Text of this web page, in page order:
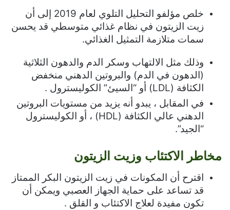
خلص مؤلفو التحليل التلوي لعام 2019 إلى أن
زيت الزيتون في نظام غذائي متوسطي قد يحسن
سمات متلازمة التمثيل الغذائي.
وذلك مثل الالتهاب وسكر الدم والدهون الثلاثية
(الدهون في الدم) والبروتين الدهني منخفض
الكثافة (LDL) أو “السيئ” الكوليسترول .
في المقابل ، يبدو أنه يزيد من مستويات البروتين
الدهني عالي الكثافة (HDL) ، أو الكوليسترول
“الجيد”.
مخاطر الاكتئاب وزيت الزيتون
اقترح أن المكونات في زيت الزيتون البكر الممتاز
قد تساعد على حماية الجهاز العصبي ويمكن أن
تكون مفيدة لعلاج الاكتئاب و القلق .